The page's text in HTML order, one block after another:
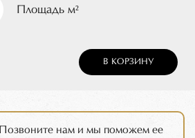
Площадь м²
В КОРЗИНУ
Позвоните нам и мы поможем ее